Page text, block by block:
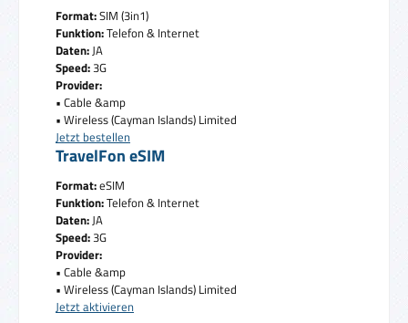
Format:SIM (3in1)
Funktion:Telefon & Internet
Daten:JA
Speed:3G
Provider:
• Cable &amp
• Wireless (Cayman Islands) Limited
Jetzt bestellen
TravelFon eSIM
Format:eSIM
Funktion:Telefon & Internet
Daten:JA
Speed:3G
Provider:
• Cable &amp
• Wireless (Cayman Islands) Limited
Jetzt aktivieren